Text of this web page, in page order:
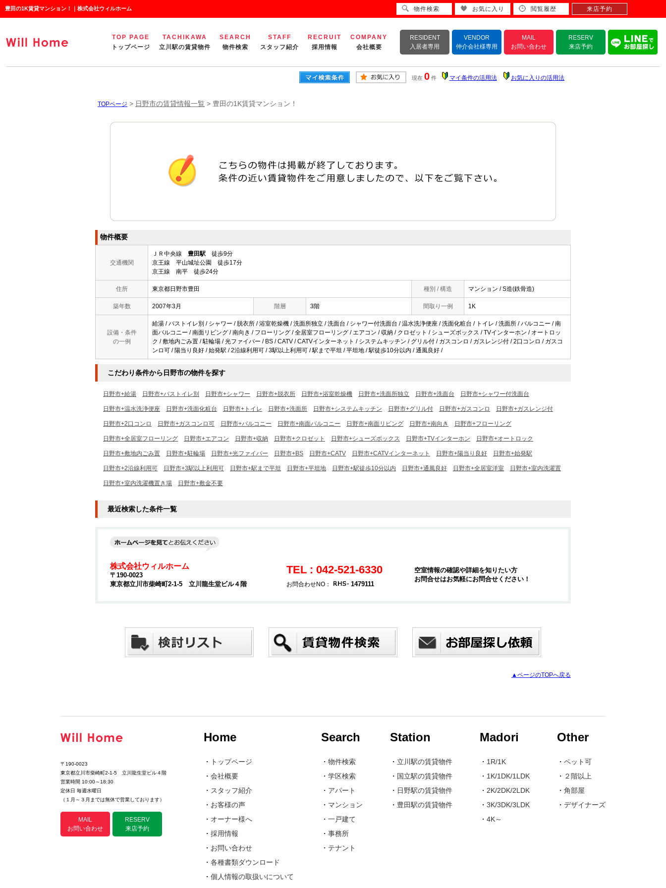
豊田の1K賃貸マンション！｜株式会社ウィルホーム
TOP PAGE
トップページ
TACHIKAWA
立川駅の賃貸物件
SEARCH
物件検索
STAFF
スタッフ紹介
RECRUIT
採用情報
COMPANY
会社概要
RESIDENT
入居者専用
VENDOR
仲介会社様専用
MAIL
お問い合わせ
RESERV
来店予約
現在 0 件 マイ条件の活用法 お気に入りの活用法
TOPページ > 日野市の賃貸情報一覧 > 豊田の1K賃貸マンション！
物件概要
交通機関
ＪＲ中央線 豊田駅 徒歩9分
京王線 平山城址公園 徒歩17分
京王線 南平 徒歩24分
住所 東京都日野市豊田 種別 / 構造 マンション / S造(鉄骨造)
築年数 2007年3月 階層 3階 間取り一例 1K
設備・条件
の一例
給湯 / バストイレ別 / シャワー / 脱衣所 / 浴室乾燥機 / 洗面所独立 / 洗面台 / シャワー付洗面台 / 温水洗浄便座 / 洗面化粧台 / トイレ / 洗面所 / バルコニー / 南
面バルコニー / 南面リビング / 南向き / フローリング / 全居室フローリング / エアコン / 収納 / クロゼット / シューズボックス / TVインターホン / オートロッ
ク / 敷地内ごみ置 / 駐輪場 / 光ファイバー / BS / CATV / CATVインターネット / システムキッチン / グリル付 / ガスコンロ / ガスレンジ付 / 2口コンロ / ガスコ
ンロ可 / 陽当り良好 / 始発駅 / 2沿線利用可 / 3駅以上利用可 / 駅まで平坦 / 平坦地 / 駅徒歩10分以内 / 通風良好 /
こだわり条件から日野市の物件を探す
日野市+給湯 日野市+バストイレ別 日野市+シャワー 日野市+脱衣所 日野市+浴室乾燥機 日野市+洗面所独立 日野市+洗面台 日野市+シャワー付洗面台
日野市+温水洗浄便座 日野市+洗面化粧台 日野市+トイレ 日野市+洗面所 日野市+システムキッチン 日野市+グリル付 日野市+ガスコンロ 日野市+ガスレンジ付
日野市+2口コンロ 日野市+ガスコンロ可 日野市+バルコニー 日野市+南面バルコニー 日野市+南面リビング 日野市+南向き 日野市+フローリング
日野市+全居室フローリング 日野市+エアコン 日野市+収納 日野市+クロゼット 日野市+シューズボックス 日野市+TVインターホン 日野市+オートロック
日野市+敷地内ごみ置 日野市+駐輪場 日野市+光ファイバー 日野市+BS 日野市+CATV 日野市+CATVインターネット 日野市+陽当り良好 日野市+始発駅
日野市+2沿線利用可 日野市+3駅以上利用可 日野市+駅まで平坦 日野市+平坦地 日野市+駅徒歩10分以内 日野市+通風良好 日野市+全居室洋室 日野市+室内洗濯置
日野市+室内洗濯機置き場 日野市+敷金不要
最近検索した条件一覧
株式会社ウィルホーム
〒190-0023
東京都立川市柴崎町2-1-5 立川龍生堂ビル４階
TEL : 042-521-6330
お問合わせNO： 1479111
空室情報の確認や詳細を知りたい方
お問合せはお気軽にお問合せください！
▲ページのTOPへ戻る
〒190-0023
東京都立川市柴崎町2-1-5 立川龍生堂ビル４階
営業時間 10:00～18:30
定休日 毎週水曜日
（１月～３月までは無休で営業しております）
MAIL
お問い合わせ
RESERV
来店予約
Home
・
トップページ
・ 会社概要
・ スタッフ紹介
・ お客様の声
・ オーナー様へ
・ 採用情報
・ お問い合わせ
・ 各種書類ダウンロード
・ 個人情報の取扱いについて
Search
・ 物件検索
・ 学区検索
・ アパート
・ マンション
・ 一戸建て
・ 事務所
・ テナント
Station
・ 立川駅の賃貸物件
・ 国立駅の賃貸物件
・ 日野駅の賃貸物件
・ 豊田駅の賃貸物件
Madori
・ 1R/1K
・ 1K/1DK/1LDK
・ 2K/2DK/2LDK
・ 3K/3DK/3LDK
・ 4K～
Other
・ ペット可
・ ２階以上
・ 角部屋
・ デザイナーズ
物件検索 お気に入り 閲覧履歴 来店予約